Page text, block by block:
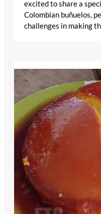
excited to share a
Colombian buñuelos,
challenges in making